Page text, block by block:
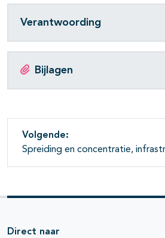
Verantwoording
Bijlagen
Volgende:
Spreiding en concentratie,
Direct naar